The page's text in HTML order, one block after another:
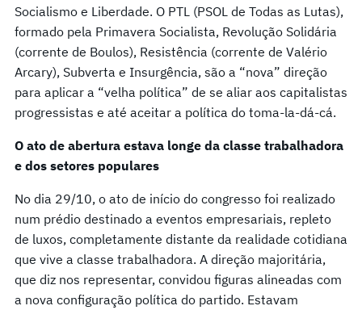
Socialismo e Liberdade. O PTL (PSOL de Todas as Lutas),
formado pela Primavera Socialista, Revolução Solidária
(corrente de Boulos), Resistência (corrente de Valério
Arcary), Subverta e Insurgência, são a “nova” direção
para aplicar a “velha política” de se aliar aos capitalistas
progressistas e até aceitar a política do toma-la-dá-cá.
O ato de abertura estava longe da classe trabalhadora
e dos setores populares
No dia 29/10, o ato de início do congresso foi realizado
num prédio destinado a eventos empresariais, repleto
de luxos, completamente distante da realidade cotidiana
que vive a classe trabalhadora. A direção majoritária,
que diz nos representar, convidou figuras alineadas com
a nova configuração política do partido. Estavam